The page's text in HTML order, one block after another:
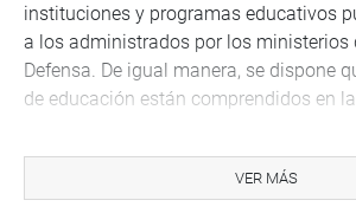
instituciones y programas educativos
a los administrados por los ministerios
Defensa. De igual manera, se dispone
de educación están comprendidos en
pero lamentablemente no se está
forma para los auxiliares de educación
VER MÁS